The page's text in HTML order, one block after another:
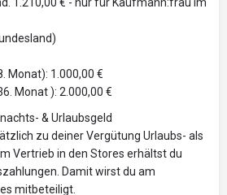
Monat): 1.000,00 €
Monat ): 2.000,00 €
& Urlaubsgeld
zu deiner Vergütung Urlaubs- als
Vertrieb in den Stores erhältst du
Damit wirst du am
mitbeteiligt.